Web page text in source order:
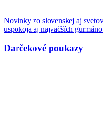
Novinky zo slovenskej aj
uspokoja aj najväčších
Darčekové poukazy